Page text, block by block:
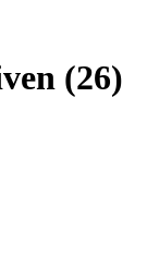
(26)